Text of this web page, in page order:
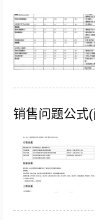
销售问题公式